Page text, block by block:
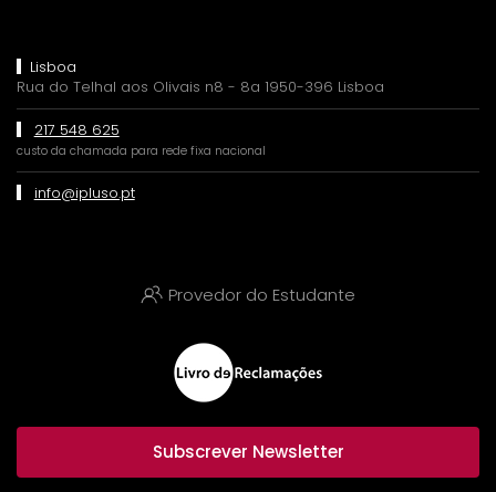
Lisboa
Rua do Telhal aos Olivais n8 - 8a 1950-396 Lisboa
217 548 625
custo da chamada para rede fixa nacional
info@ipluso.pt
Provedor do Estudante
Subscrever Newsletter